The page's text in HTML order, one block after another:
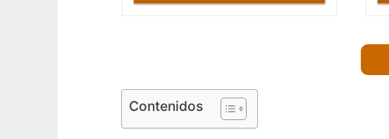
Contenidos